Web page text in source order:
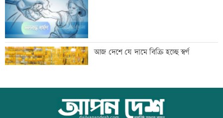
মাছ লুটের ঘটনায় আ.লীগ নেতার বিরুদ্ধে
সংবাদ সম্মেলন
সূচকের পতনে লেনদেন ৯৬৪ কোটি টাকা
আজ দেশে যে দামে বিক্রি হচ্ছে স্বর্ণ
আজ বিশ্ব বন্ধু দিবস